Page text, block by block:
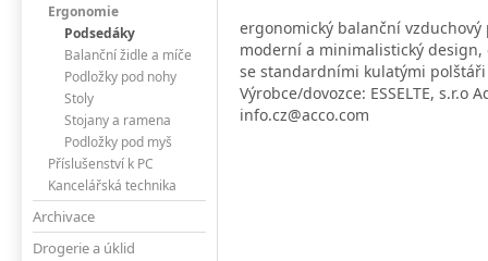
Ergonomie
Podsedáky
Balanční židle a míče
Podložky pod nohy
Stoly
Stojany a ramena
Podložky pod myš
Příslušenství k PC
Kancelářská technika
Archivace
Drogerie a úklid
ergonomický balanční
moderní a minimalistický
se standardními kulatými
Výrobce/dovozce: ESSELTE,
info.cz@acco.com